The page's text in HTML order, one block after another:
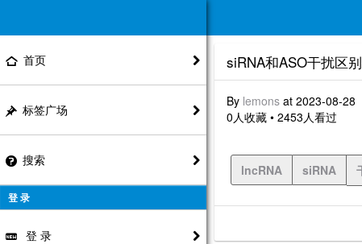
siRNA和ASO干扰区
By lemons at 2023-08-28
0人收藏 • 2453人看过
lncRNA siRNA
首页
标签广场
搜索
登 录
登 录